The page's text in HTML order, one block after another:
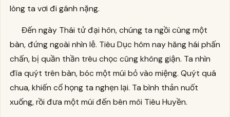
lòng ta vơi đi gánh nặng.
Đến ngày Thái tử đại hôn, chúng ta ngồi cùng một
bàn, đứng ngoài nhìn lễ. Tiêu Dục hôm nay hăng hái phấn
chấn, bị quần thần trêu chọc cũng không giận. Ta nhìn
đĩa quýt trên bàn, bóc một múi bỏ vào miệng. Quýt quá
chua, khiến cổ họng ta nghẹn lại. Ta bình thản nuốt
xuống, rồi đưa một múi đến bên môi Tiêu Huyền.